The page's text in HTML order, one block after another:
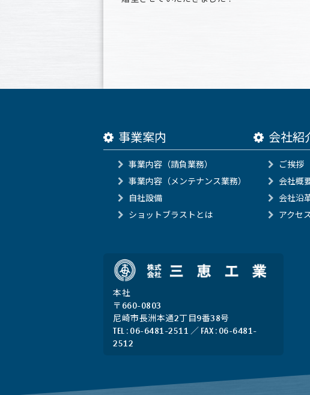
事業案内
事業内容（請負業務）
事業内容（メンテナンス業務）
自社設備
ショットブラストとは
会社紹
ご挨拶
会社概
会社沿
アクセ
本社
〒660-0803
尼崎市長洲本通2丁目9番38号
TEL : 06-6481-2511 ／ FAX : 06-6481-
2512